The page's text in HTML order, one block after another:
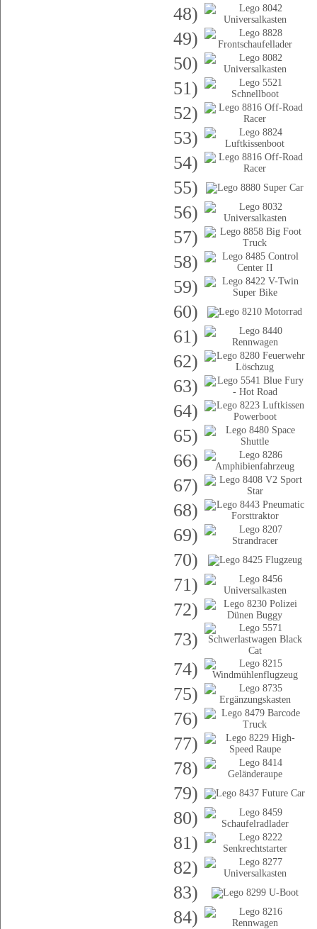
48)
49)
50)
51)
52)
53)
54)
55)
56)
57)
58)
59)
60)
61)
62)
63)
64)
65)
66)
67)
68)
69)
70)
71)
72)
73)
74)
75)
76)
77)
78)
79)
80)
81)
82)
83)
84)